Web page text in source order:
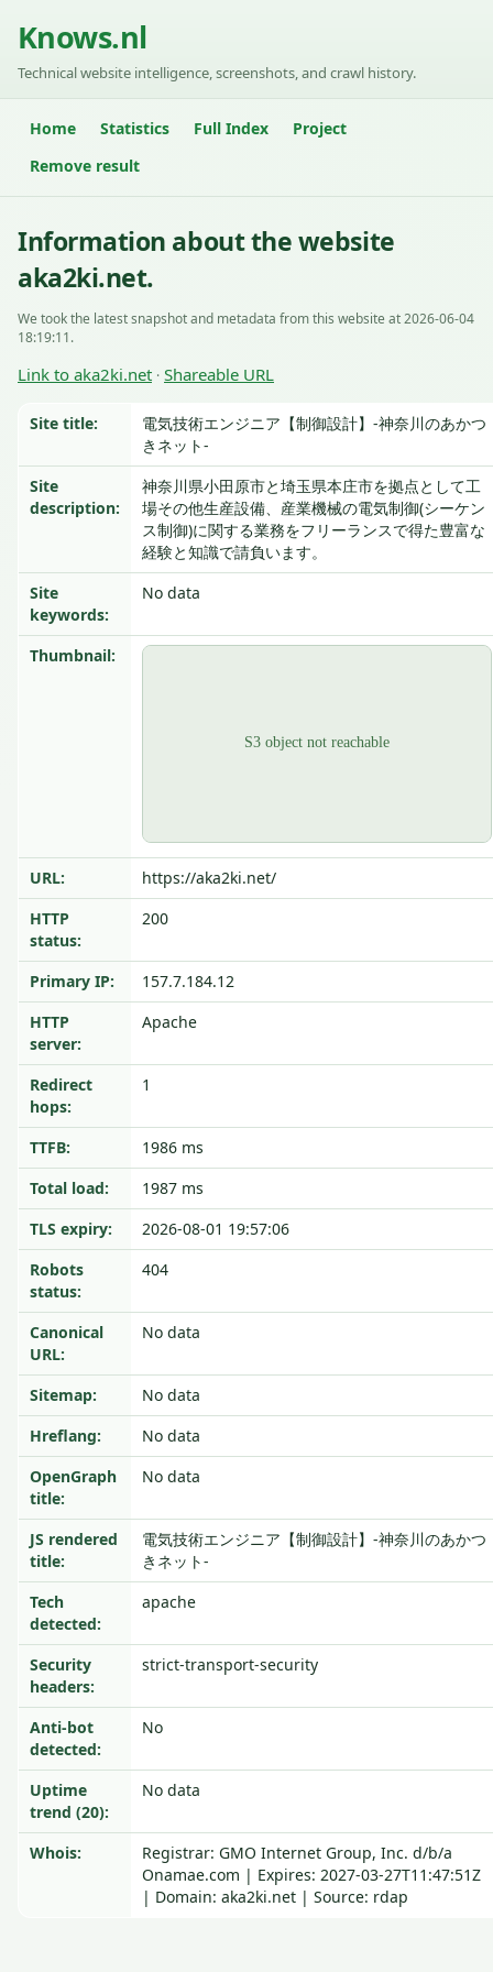
Knows.nl
Technical website intelligence, screenshots, and crawl history.
Home Statistics Full Index
Project
Remove result
Information about the website
aka2ki.net.
We took the latest snapshot and metadata from this website at 2026-06-04
18:19:11.
Link to aka2ki.net · Shareable URL
Site title:
電気技術エンジニア【制御設計】-神奈川のあかつ
きネット-
Site
description:
神奈川県小田原市と埼玉県本庄市を拠点として工
場その他生産設備、産業機械の電気制御(シーケン
ス制御)に関する業務をフリーランスで得た豊富な
経験と知識で請負います。
Site
keywords:
No data
Thumbnail:
URL:
https://aka2ki.net/
HTTP
status:
200
Primary IP:
157.7.184.12
HTTP
server:
Apache
Redirect
hops:
1
TTFB:
1986 ms
Total load:
1987 ms
TLS expiry:
2026-08-01 19:57:06
Robots
status:
404
Canonical
URL:
No data
Sitemap:
No data
Hreflang:
No data
OpenGraph
title:
No data
JS rendered
title:
電気技術エンジニア【制御設計】-神奈川のあかつ
きネット-
Tech
detected:
apache
Security
headers:
strict-transport-security
Anti-bot
detected:
No
Uptime
trend (20):
No data
Whois:
Registrar: GMO Internet Group, Inc. d/b/a
Onamae.com | Expires: 2027-03-27T11:47:51Z
| Domain: aka2ki.net | Source: rdap